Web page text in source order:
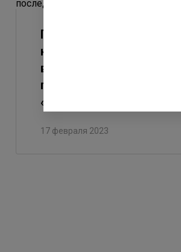
ГК «Ленстройтрест»
концепцию
внутренней территории
последних домов в
«Юттери»
17 февраля 2023